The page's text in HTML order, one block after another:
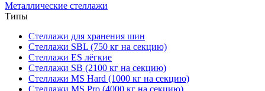
Металлические стеллажи
Типы
Стеллажи для хранения шин
Стеллажи SBL (750 кг на секцию)
Стеллажи ES лёгкие
Стеллажи SB (2100 кг на секцию)
Стеллажи MS Hard (1000 кг на секцию)
Стеллажи MS Pro (4000 кг на секцию)